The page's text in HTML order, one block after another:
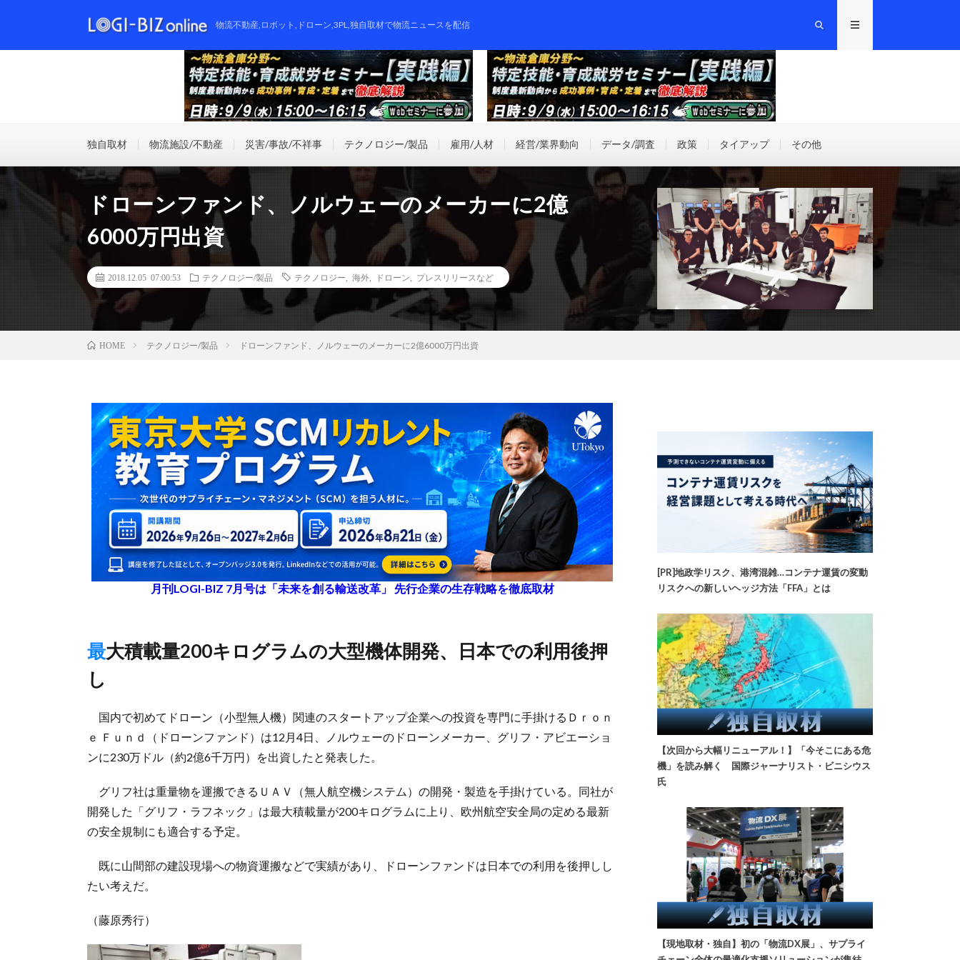
物流不動産,ロボット,ドローン,3PL,独自取材で物流ニュースを配信
独自取材 物流施設/不動産 災害/事故/不祥事 テクノロジー/製品 雇用/人材 経営/業界動向 データ/調査 政策 タイアップ その他
ドローンファンド、ノルウェーのメーカーに2億
6000万円出資
2018.12.05 07:00:53 テクノロジー/製品 テクノロジー 海外 ドローン プレスリリースなど
HOME テクノロジー/製品 ドローンファンド、ノルウェーのメーカーに2億6000万円出資
月刊LOGI-BIZ 7月号は「未来を創る輸送改革」 先行企業の生存戦略を徹底取材
最大積載量200キログラムの大型機体開発、日本での利用後押
し
国内で初めてドローン（小型無人機）関連のスタートアップ企業への投資を専門に手掛けるＤｒｏｎ
ｅ Ｆｕｎｄ（ドローンファンド）は12月4日、ノルウェーのドローンメーカー、グリフ・アビエーショ
ンに230万ドル（約2億6千万円）を出資したと発表した。
グリフ社は重量物を運搬できるＵＡＶ（無人航空機システム）の開発・製造を手掛けている。同社が
開発した「グリフ・ラフネック」は最大積載量が200キログラムに上り、欧州航空安全局の定める最新
の安全規制にも適合する予定。
既に山間部の建設現場への物資運搬などで実績があり、ドローンファンドは日本での利用を後押しし
たい考えだ。
（藤原秀行）
[PR]地政学リスク、港湾混雑…コンテナ運賃の変動
リスクへの新しいヘッジ方法「FFA」とは
【次回から大幅リニューアル！】「今そこにある危
機」を読み解く 国際ジャーナリスト・ビニシウス
氏
【現地取材・独自】初の「物流DX展」、サプライ